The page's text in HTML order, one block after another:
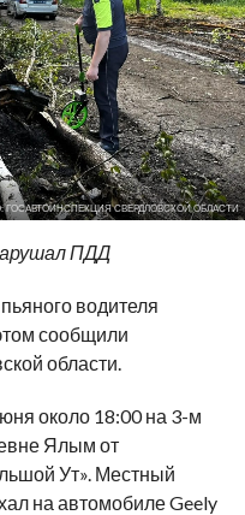
ГОСАВТОИНСПЕКЦИЯ СВЕРДЛОВСКОЙ ОБЛАСТИ
ПДД
водителя
сообщили
области.
около 18:00 на 3-м
Ялым от
Ут». Местный
на автомобиле Geely